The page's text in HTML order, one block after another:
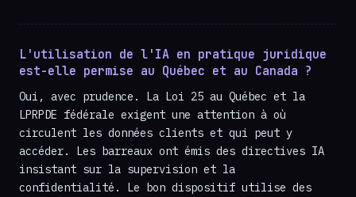
L'utilisation de l'IA en pratique juridique
est-elle permise au Québec et au Canada ?
Oui, avec prudence. La Loi 25 au Québec et la
LPRPDE fédérale exigent une attention à où
circulent les données clients et qui peut y
accéder. Les barreaux ont émis des directives IA
insistant sur la supervision et la
confidentialité. Le bon dispositif utilise des